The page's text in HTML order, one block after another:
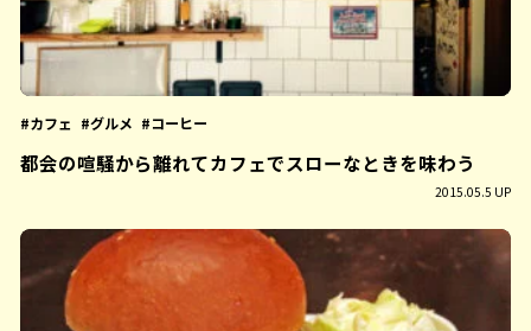
カフェ グルメ コーヒー
都会の喧騒から離れてカフェでスローなときを味わう
2015.05.5 UP